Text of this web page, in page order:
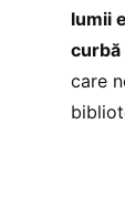
lumii
curbă
care